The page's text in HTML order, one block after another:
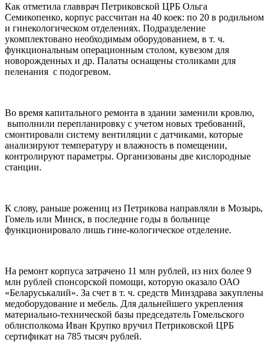
Как отметила главврач Петриковской ЦРБ Ольга
Семикопенко, корпус рассчитан на 40 коек: по 20 в родильном
и гинекологическом отделениях. Подразделение
укомплектовано необходимым оборудованием, в т. ч.
функциональным операционным столом, кувезом для
новорожденных и др. Палаты оснащены столиками для
пеленания с подогревом.
Во время капитального ремонта в здании заменили кровлю,
выполнили перепланировку с учетом новых требований,
смонтировали систему вентиляции с датчиками, которые
анализируют температуру и влажность в помещении,
контролируют параметры. Организованы две кислородные
станции.
К слову, раньше рожениц из Петрикова направляли в Мозырь,
Гомель или Минск, в последние годы в больнице
функционировало лишь гине-кологическое отделение.
На ремонт корпуса затрачено 11 млн рублей, из них более 9
млн рублей спонсорской помощи, которую оказало ОАО
«Беларуськалий». За счет в т. ч. средств Минздрава закуплены
медоборудование и мебель. Для дальнейшего укрепления
материально-технической базы председатель Гомельского
облисполкома Иван Крупко вручил Петриковской ЦРБ
сертификат на 785 тысяч рублей.